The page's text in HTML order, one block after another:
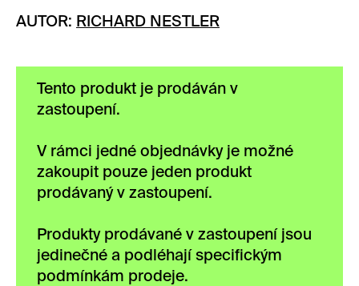
AUTOR: RICHARD NESTLER
Tento produkt je prodáván v
zastoupení.
V rámci jedné objednávky je možné
zakoupit pouze jeden produkt
prodávaný v zastoupení.
Produkty prodávané v zastoupení jsou
jedinečné a podléhají specifickým
podmínkám prodeje.